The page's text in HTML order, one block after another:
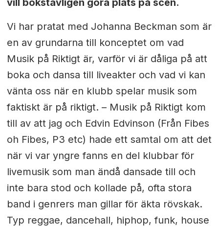
vill bokstavligen göra plats på scen.
Vi har pratat med Johanna Beckman som är
en av grundarna till konceptet om vad
Musik på Riktigt är, varför vi är dåliga på att
boka och dansa till liveakter och vad vi kan
vänta oss när en klubb spelar musik som
faktiskt är på riktigt. – Musik på Riktigt kom
till av att jag och Edvin Edvinson (Från Fibes
oh Fibes, P3 etc) hade ett samtal om att det
när vi var yngre fanns en del klubbar för
livemusik som man ändå dansade till och
inte bara stod och kollade på, ofta stora
band i genrers man gillar för äkta rövskak.
Typ reggae, dancehall, hiphop, funk, house